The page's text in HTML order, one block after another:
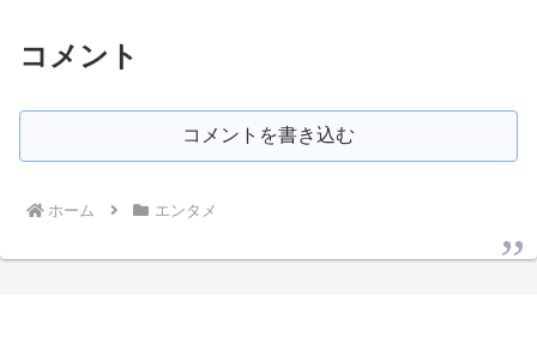
コメント
コメントを書き込む
ホーム エンタメ